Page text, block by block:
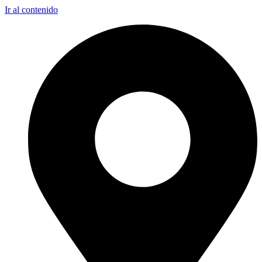
Ir al contenido